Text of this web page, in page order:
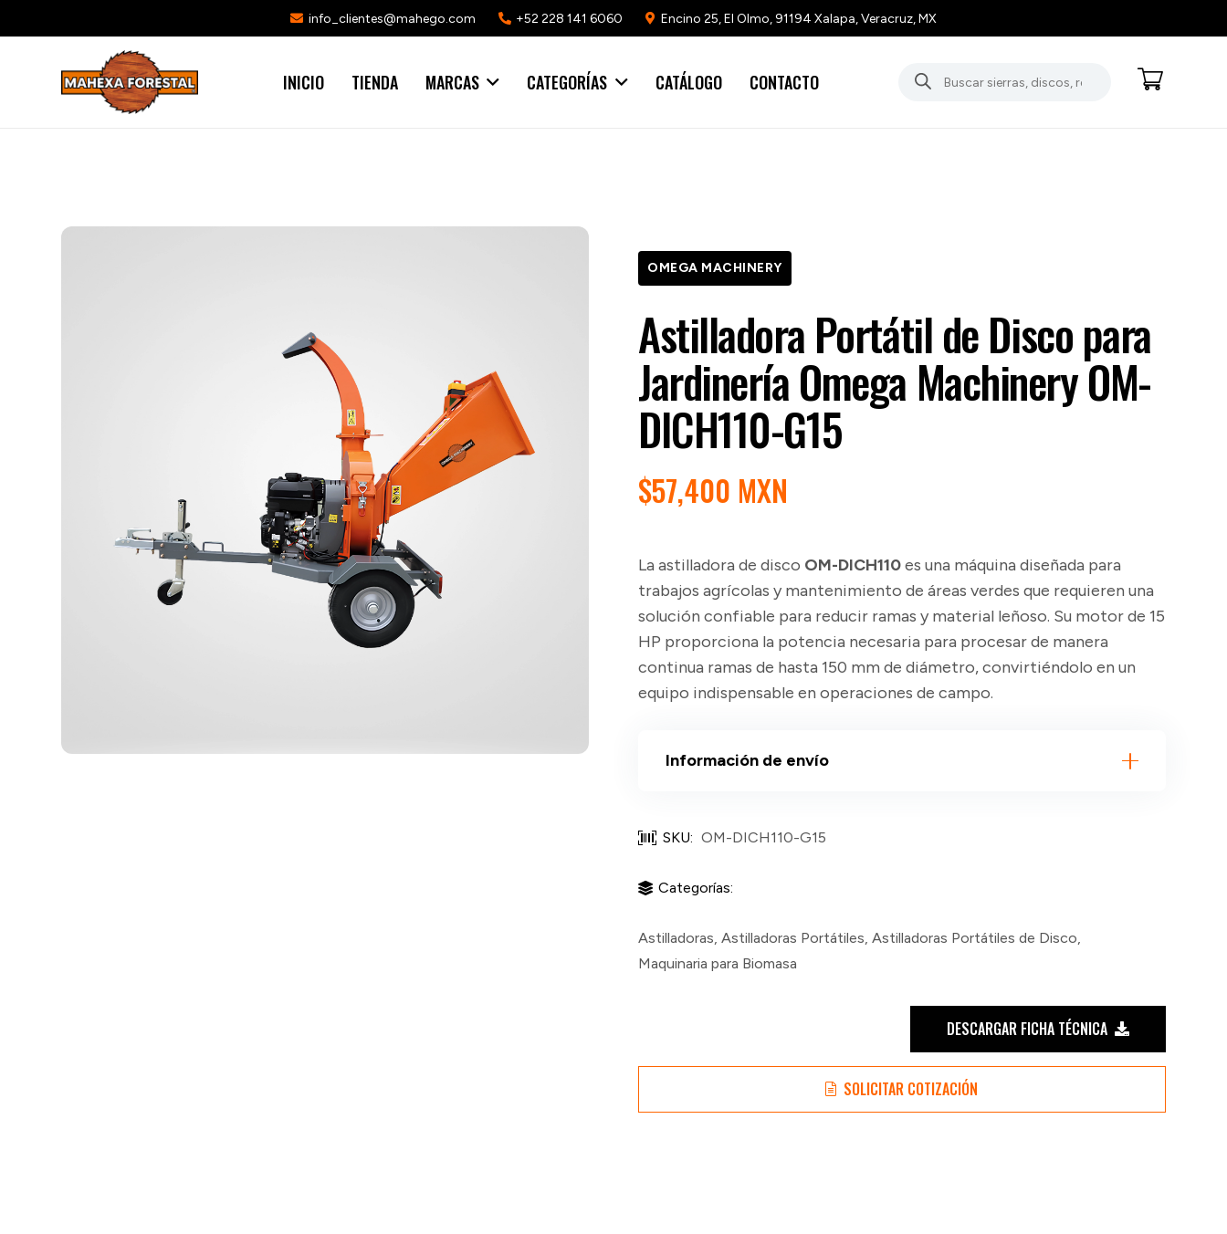
info_clientes@mahego.com +52 228 141 6060 Encino 25, El Olmo, 91194 Xalapa, Veracruz, MX
INICIO TIENDA MARCAS CATEGORÍAS CATÁLOGO CONTACTO
Búsqueda
de
OMEGA MACHINERY
Astilladora Portátil de Disco para
Jardinería Omega Machinery OM-
DICH110-G15
$57,400 MXN
La astilladora de disco OM-DICH110es una máquina diseñada para
trabajos agrícolas y mantenimiento de áreas verdes que requieren una
solución confiable para reducir ramas y material leñoso. Su motor de 15
HP proporciona la potencia necesaria para procesar de manera
continua ramas de hasta 150 mm de diámetro, convirtiéndolo en un
equipo indispensable en operaciones de campo.
Información de envío
SKU: OM-DICH110-G15
Categorías:
Astilladoras, Astilladoras Portátiles, Astilladoras Portátiles de Disco,
Maquinaria para Biomasa
DESCARGAR FICHA TÉCNICA
SOLICITAR COTIZACIÓN